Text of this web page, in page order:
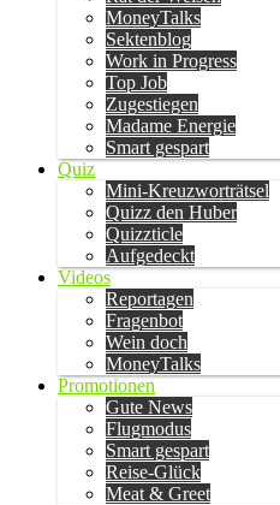
MoneyTalks
Sektenblog
Work in Progress
Top Job
Zugestiegen
Madame Energie
Smart gespart
Quiz
Mini-Kreuzworträtsel
Quizz den Huber
Quizzticle
Aufgedeckt
Videos
Reportagen
Fragenbot
Wein doch
MoneyTalks
Promotionen
Gute News
Flugmodus
Smart gespart
Reise-Glück
Meat & Greet